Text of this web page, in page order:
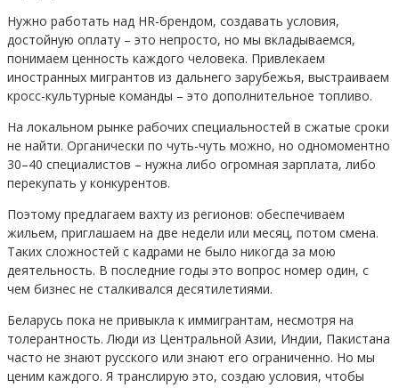
Нужно работать над HR-брендом, создавать условия,
достойную оплату – это непросто, но мы вкладываемся,
понимаем ценность каждого человека. Привлекаем
иностранных мигрантов из дальнего зарубежья, выстраиваем
кросс-культурные команды – это дополнительное топливо.
На локальном рынке рабочих специальностей в сжатые сроки
не найти. Органически по чуть-чуть можно, но одномоментно
30–40 специалистов – нужна либо огромная зарплата, либо
перекупать у конкурентов.
Поэтому предлагаем вахту из регионов: обеспечиваем
жильем, приглашаем на две недели или месяц, потом смена.
Таких сложностей с кадрами не было никогда за мою
деятельность. В последние годы это вопрос номер один, с
чем бизнес не сталкивался десятилетиями.
Беларусь пока не привыкла к иммигрантам, несмотря на
толерантность. Люди из Центральной Азии, Индии, Пакистана
часто не знают русского или знают его ограниченно. Но мы
ценим каждого. Я транслирую это, создаю условия, чтобы